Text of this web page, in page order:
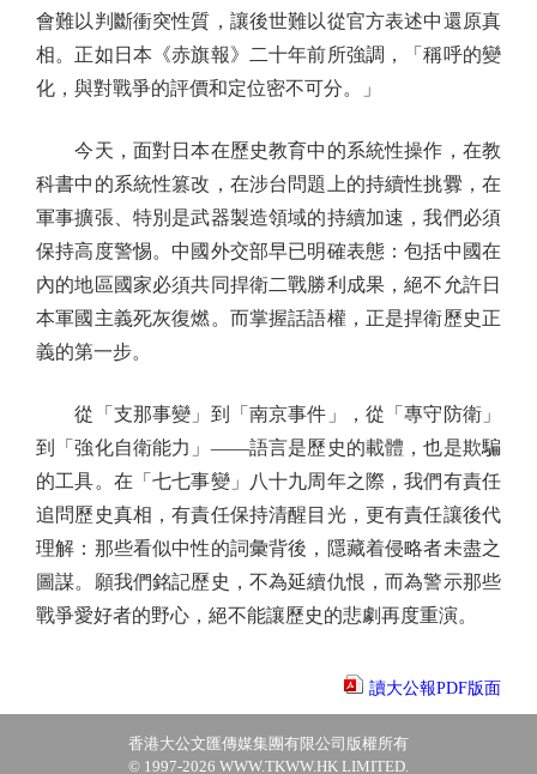
會難以判斷衝突性質，讓後世難以從官方表述中還原真
相。正如日本《赤旗報》二十年前所強調，「稱呼的變
化，與對戰爭的評價和定位密不可分。」
今天，面對日本在歷史教育中的系統性操作，在教
科書中的系統性篡改，在涉台問題上的持續性挑釁，在
軍事擴張、特別是武器製造領域的持續加速，我們必須
保持高度警惕。中國外交部早已明確表態：包括中國在
內的地區國家必須共同捍衛二戰勝利成果，絕不允許日
本軍國主義死灰復燃。而掌握話語權，正是捍衛歷史正
義的第一步。
從「支那事變」到「南京事件」，從「專守防衛」
到「強化自衛能力」——語言是歷史的載體，也是欺騙
的工具。在「七七事變」八十九周年之際，我們有責任
追問歷史真相，有責任保持清醒目光，更有責任讓後代
理解：那些看似中性的詞彙背後，隱藏着侵略者未盡之
圖謀。願我們銘記歷史，不為延續仇恨，而為警示那些
戰爭愛好者的野心，絕不能讓歷史的悲劇再度重演。
讀大公報PDF版面
香港大公文匯傳媒集團有限公司版權所有
© 1997-2026 WWW.TKWW.HK LIMITED.